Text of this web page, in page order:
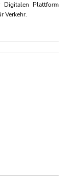
Digitalen Plattform
Verkehr.